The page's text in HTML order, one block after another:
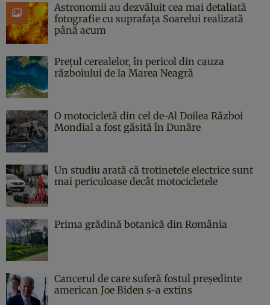
Astronomii au dezvăluit cea mai detaliată
fotografie cu suprafața Soarelui realizată
până acum
Prețul cerealelor, în pericol din cauza
războiului de la Marea Neagră
O motocicletă din cel de-Al Doilea Război
Mondial a fost găsită în Dunăre
Un studiu arată că trotinetele electrice sunt
mai periculoase decât motocicletele
Prima grădină botanică din România
Cancerul de care suferă fostul președinte
american Joe Biden s-a extins